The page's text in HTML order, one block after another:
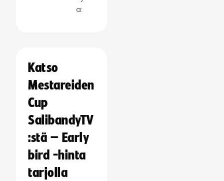
a:
Katso
Mestareiden
Cup
SalibandyTV
:stä – Early
bird -hinta
tarjolla